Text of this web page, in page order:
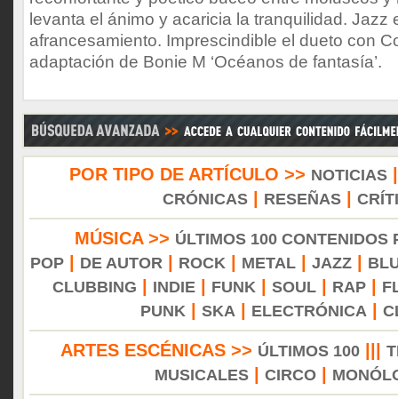
levanta el ánimo y acaricia la tranquilidad. Jazz
afrancesamiento. Imprescindible el dueto con
adaptación de Bonie M ‘Océanos de fantasía’.
POR TIPO DE ARTÍCULO >> NOTICIAS
CRÓNICAS| RESEÑAS|
MÚSICA >> ÚLTIMOS 100 CONTENIDOS
POP| DE AUTOR ROCK METAL| JAZZ|
CLUBBING
INDIE| FUNK SOUL| RAP|
PUNK
SKA ELECTRÓNICA
ARTES ESCÉNICAS >> ÚLTIMOS 100
MUSICALES
CIRCO